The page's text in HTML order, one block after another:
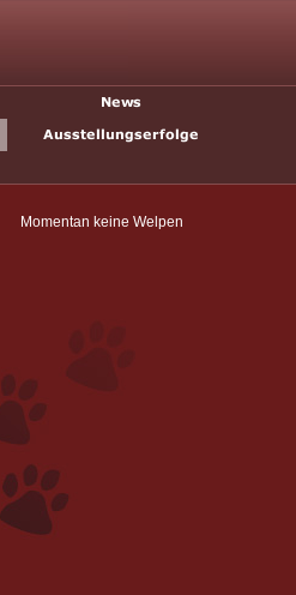
Momentan keine Welpen